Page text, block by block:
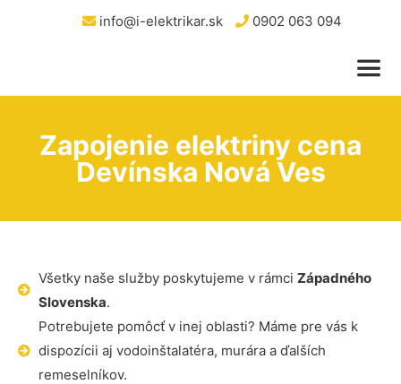
info@i-elektrikar.sk 0902 063 094
Zapojenie elektriny cena
Devínska Nová Ves
Všetky naše služby poskytujeme v rámci Západného
Slovenska.
Potrebujete pomôcť v inej oblasti? Máme pre vás k
dispozícii aj vodoinštalatéra, murára a ďalších
remeselníkov.